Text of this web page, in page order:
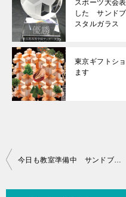
スポーツ大会
した サンドブ
スタルガラス
東京ギフトシ
ます
投
今日も教室準備中 サンドブラスト講座 ブラスト工房 さいたま市 戸田市 東京都 川口市